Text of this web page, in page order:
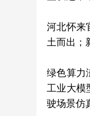
河北怀来
土而出；
绿色算力
工业大模
驶场景仿